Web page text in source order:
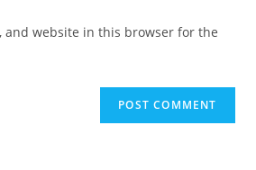
and website in this browser for the